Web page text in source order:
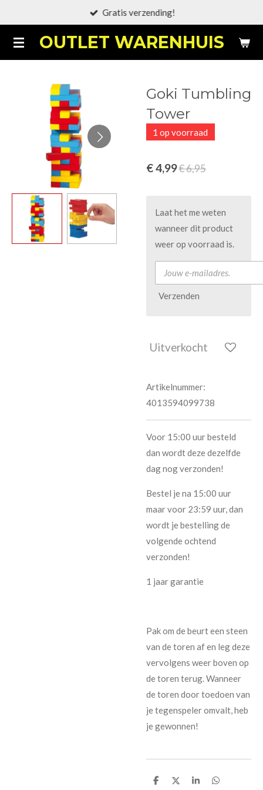
naar
de
OUTLET WARENHUIS
Gratis verzending!
Goki Tumbling
Tower
1 op voorraad
€ 4,99€ 6,95
Laat het me weten
wanneer dit product
weer op voorraad is.
Verzenden
Uitverkocht
Artikelnummer:
4013594099738
Voor 15:00 uur besteld
dan wordt deze dezelfde
dag nog verzonden!
Bestel je na 15:00 uur
maar voor 23:59 uur, dan
wordt je bestelling de
volgende ochtend
verzonden!
1 jaar garantie
Pak om de beurt een steen
van de toren af en leg deze
vervolgens weer boven op
de toren terug. Wanneer
de toren door toedoen van
je tegenspeler omvalt, heb
je gewonnen!
D
D
S
D